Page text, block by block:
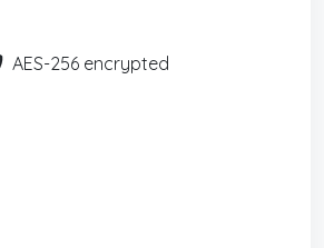
AES-256 encrypted